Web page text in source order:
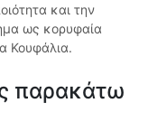
και την
ως κορυφαία
Κουφάλια.
παρακάτω